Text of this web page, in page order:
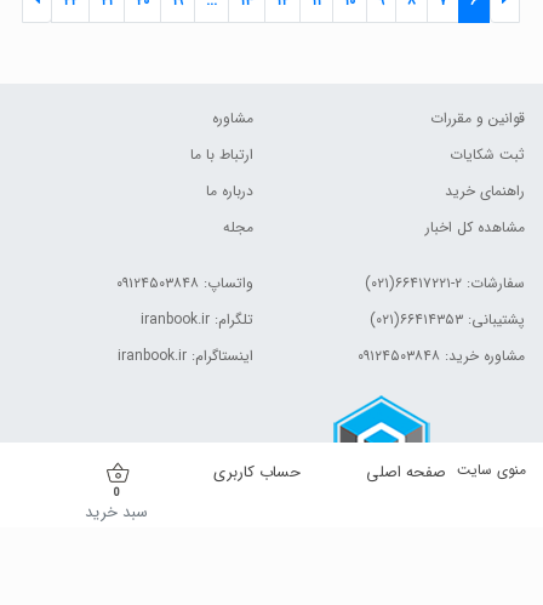
صفحه اصلی منوی سایت حساب کاربری
0
سبد خرید
قوانین و مقررات
ثبت شکایات
راهنمای خرید
مشاهده کل اخبار
مشاوره
ارتباط با ما
درباره ما
مجله
سفارشات: ۲-۶۶۴۱۷۲۲۱(۰۲۱)
پشتیبانی: ۶۶۴۱۴۳۵۳(۰۲۱)
مشاوره خرید: ۰۹۱۲۴۵۰۳۸۴۸
واتساپ: ۰۹۱۲۴۵۰۳۸۴۸
تلگرام: iranbook.ir
اینستاگرام: iranbook.ir